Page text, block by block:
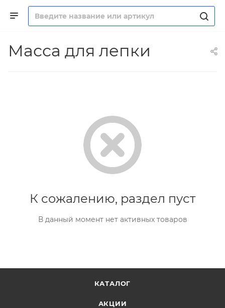
Масса для лепки
К сожалению, раздел пуст
В данный момент нет активных товаров
КАТАЛОГ
АКЦИИ